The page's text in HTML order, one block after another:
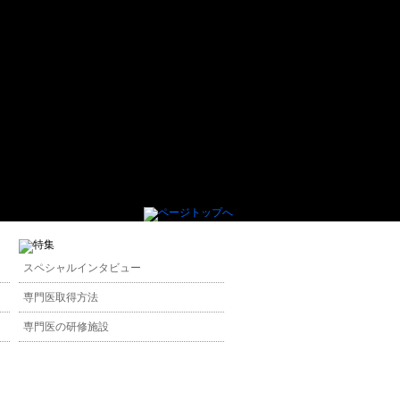
スペシャルインタビュー
専門医取得方法
専門医の研修施設